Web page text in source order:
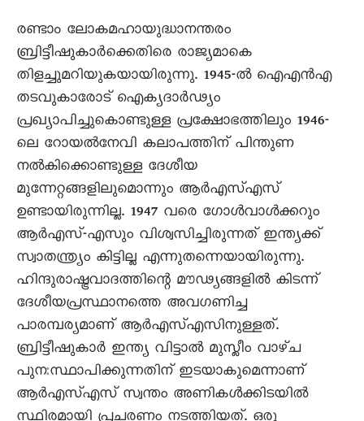
രണ്ടാം ലോകമഹായുദ്ധാനന്തരം
ബ്രിട്ടീഷുകാർക്കെതിരെ രാജ്യമാകെ
തിളച്ചുമറിയുകയായിരുന്നു. 1945-ൽ ഐഎൻഎ
തടവുകാരോട് ഐക്യദാർഢ്യം
പ്രഖ്യാപിച്ചുകൊണ്ടുള്ള പ്രക്ഷോഭത്തിലും 1946-
ലെ റോയൽനേവി കലാപത്തിന് പിന്തുണ
നൽകിക്കൊണ്ടുള്ള ദേശീയ
മുന്നേറ്റങ്ങളിലുമൊന്നും ആർഎസ്എസ്
ഉണ്ടായിരുന്നില്ല. 1947 വരെ ഗോൾവാൾക്കറും
ആർഎസ്-എസും വിശ്വസിച്ചിരുന്നത് ഇന്ത്യക്ക്
സ്വാതന്ത്ര്യം കിട്ടില്ല എന്നുതന്നെയായിരുന്നു.
ഹിന്ദുരാഷ്ട്രവാദത്തിന്റെ മൗഢ്യങ്ങളിൽ കിടന്ന്
ദേശീയപ്രസ്ഥാനത്തെ അവഗണിച്ച
പാരമ്പര്യമാണ് ആർഎസ്എസിനുള്ളത്.
ബ്രിട്ടീഷുകാർ ഇന്ത്യ വിട്ടാൽ മുസ്ലീം വാഴ്ച
പുനഃസ്ഥാപിക്കുന്നതിന് ഇടയാകുമെന്നാണ്
ആർഎസ്എസ് സ്വന്തം അണികൾക്കിടയിൽ